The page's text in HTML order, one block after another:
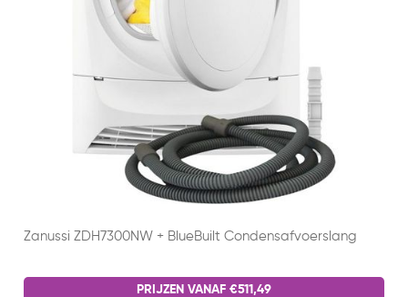
Zanussi ZDH7300NW + BlueBuilt Condensafvoerslang
PRIJZEN VANAF €511,49